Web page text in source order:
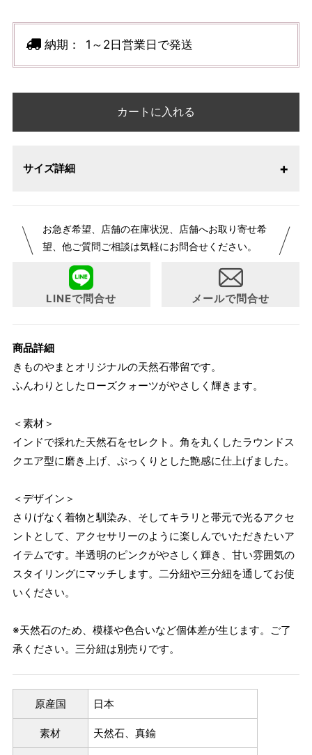
納期： 1～2日営業日で発送
カートに入れる
サイズ詳細
お急ぎ希望、店舗の在庫状況、店舗へお取り寄せ希
望、他ご質問ご相談は気軽にお問合せください。
LINEで問合せ メールで問合せ
商品詳細
きものやまとオリジナルの天然石帯留です。
ふんわりとしたローズクォーツがやさしく輝きます。
＜素材＞
インドで採れた天然石をセレクト。角を丸くしたラウンドス
クエア型に磨き上げ、ぷっくりとした艶感に仕上げました。
＜デザイン＞
さりげなく着物と馴染み、そしてキラリと帯元で光るアクセ
ントとして、アクセサリーのように楽しんでいただきたいア
イテムです。半透明のピンクがやさしく輝き、甘い雰囲気の
スタイリングにマッチします。二分紐や三分紐を通してお使
いください。
※天然石のため、模様や色合いなど個体差が生じます。ご了
承ください。三分紐は別売りです。
原産国 日本
素材 天然石、真鍮